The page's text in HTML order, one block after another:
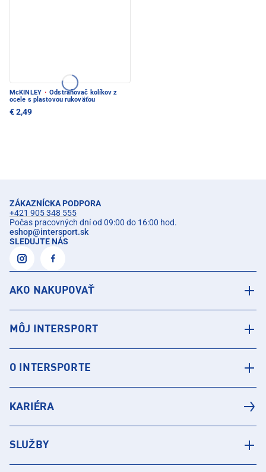
McKINLEY · Odstraňovač kolíkov z
ocele s plastovou rukoväťou
€ 2,49
ZÁKAZNÍCKA PODPORA
+421 905 348 555
Počas pracovných dní od 09:00 do 16:00 hod.
eshop@intersport.sk
SLEDUJTE NÁS
AKO NAKUPOVAŤ
MÔJ INTERSPORT
O INTERSPORTE
KARIÉRA
SLUŽBY